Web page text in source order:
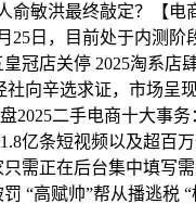
俞敏洪最终敲定？【电
25日，目前处于内测
冠店关停 2025淘系店
社向辛选求证，市场
2025二手电商十大事
亿条短视频以及超百
需正在后台集中填写
“高赋帅”帮从播逃税